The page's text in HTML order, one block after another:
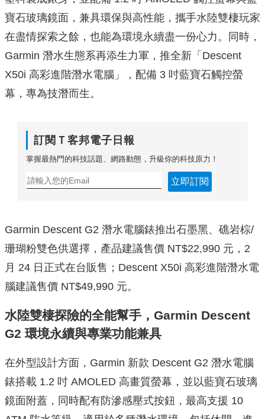
寶石玻璃鏡面，兼具環保與高性能，攜手水陸雙棲玩家
在盡情探索之餘，也能為環境永續盡一份心力。同時，
Garmin 潛水生態系再添生力軍，推全新「Descent
X50i 高彩進階潛水電腦」，配備 3 吋藍寶石觸控螢
幕，專為技潛而生。
訂閱Ｔ客邦電子日報
掌握最熱門的科技話題、網路動態，升級你的科技原力！
立即訂閱
Garmin Descent G2 潛水電腦錶推出石墨黑、礁岩棕/
珊瑚粉雙色供選擇，產品建議售價 NT$22,990 元，2
月 24 日正式在台販售；Descent X50i 高彩進階潛水電
腦建議售價 NT$49,990 元。
水陸雙棲探險的全能幫手
Garmin Descent
G2 環境永續與專業功能兼具
在外型設計方面，Garmin 新款 Descent G2 潛水電腦
錶搭載 1.2 吋 AMOLED 高畫質螢幕，並以藍寶石玻璃
鏡面附蓋，同時配有防滲感壓式按鈕，最高支援 10
ATM 防水等級，適用於多種潛水環境，包括休閒、進